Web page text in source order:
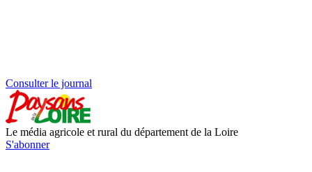
Consulter le journal
Le média agricole et rural du département de la Loire
S'abonner